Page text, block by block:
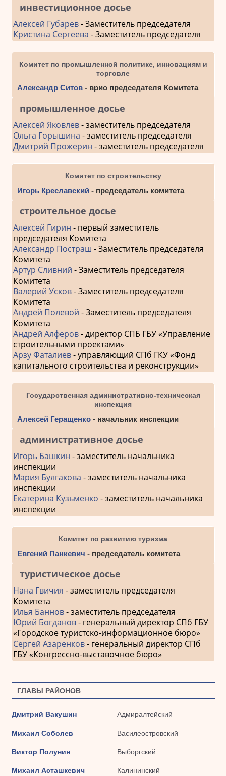
инвестиционное досье
Алексей Губарев- Заместитель председателя
Кристина Сергеева - Заместитель председателя
Комитет по промышленной политике, инновациям и
торговле
Александр Ситов- врио председателя Комитета
промышленное досье
Алексей Яковлев- заместитель председателя
Ольга Горышина - заместитель председателя
Дмитрий Прожерин - заместитель председателя
Комитет по строительству
Игорь Креславский - председатель комитета
строительное досье
Алексей Гирин - первый заместитель
председателя Комитета
Александр Постраш - Заместитель председателя
Комитета
Артур Сливний - Заместитель председателя
Комитета
Валерий Усков- Заместитель председателя
Комитета
Андрей Полевой - Заместитель председателя
Комитета
Андрей Алферов- директор СПБ ГБУ «Управление
строительными проектами»
Арзу Фаталиев- управляющий СПб ГКУ «Фонд
капитального строительства и реконструкции»
Государственная административно-техническая
инспекция
Алексей Геращенко- начальник инспекции
административное досье
Игорь Башкин - заместитель начальника
инспекции
Мария Булгакова - заместитель начальника
инспекции
Екатерина Кузьменко - заместитель начальника
инспекции
Комитет по развитию туризма
Евгений Панкевич - председатель комитета
туристическое досье
Нана Гвичия - заместитель председателя
Комитета
Илья Баннов- заместитель председателя
Юрий Богданов- генеральный директор СПб ГБУ
«Городское туристско-информационное бюро»
Сергей Азаренков- генеральный директор СПб
ГБУ «Конгрессно-выставочное бюро»
ГЛАВЫ РАЙОНОВ
Дмитрий Вакушин Адмиралтейский
Михаил Соболев Василеостровский
Виктор Полунин Выборгский
Михаил Асташкевич Калининский